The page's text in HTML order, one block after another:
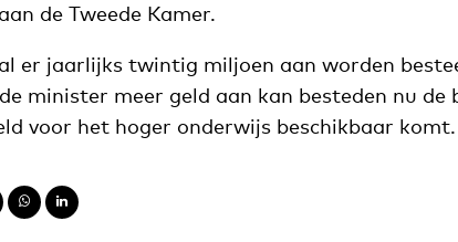
de Tweede Kamer.
er jaarlijks twintig miljoen aan worden
minister meer geld aan kan besteden nu de
voor het hoger onderwijs beschikbaar komt.